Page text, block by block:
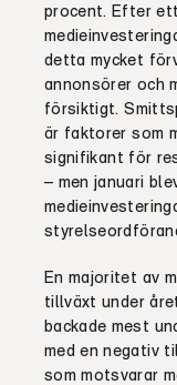
procent. Efter
detta mycket
annonsörer och
försiktigt.
är faktorer som
signifikant för
– men januari
En majoritet av
tillväxt under
backade mest
med en negativ
som motsvarar